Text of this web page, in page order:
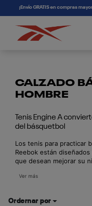
connectif¡Envío GRATIS en compras
CALZADO
HOMBRE
Tenis Engine A
del básquetbol
Los tenis para practicar
Reebok están
que desean mejorar su
entre todas las
Ver más
Ordernar por